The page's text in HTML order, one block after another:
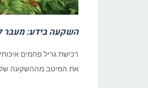
השקעה בידע: מעבר
רכישת גריל פחמים
את המיטב מההשקעה